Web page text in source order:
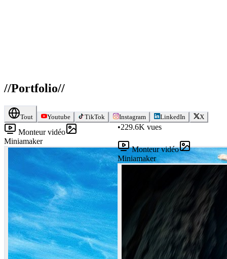
//Portfolio//
Tout Youtube TikTok Instagram LinkedIn X
Monteur vidéo
Miniamaker
•229.6K vues
Monteur vidéo
Miniamaker